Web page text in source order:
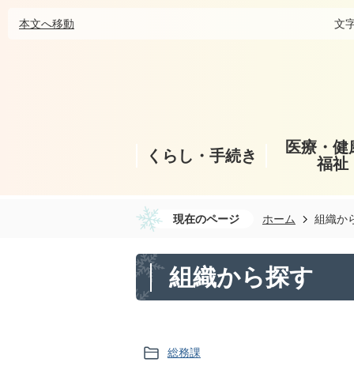
本文へ移動 文
くらし・手続き
医療・健
福祉
現在のページ ホーム 組織か
組織から探す
総務課